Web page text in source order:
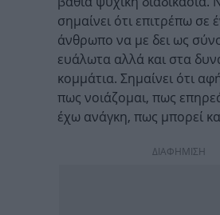
σημαίνει ότι επιτρέπω σε
άνθρωπο να με δει ως
ευάλωτα αλλά και στα
κομμάτια. Σημαίνει ότι
πως νοιάζομαι, πως
έχω ανάγκη, πως μπορεί
ΔΙΑΦΗΜΙΣΗ